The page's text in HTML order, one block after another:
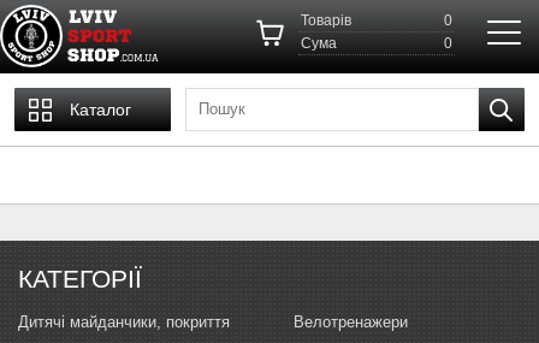
Товарів
0
Cума
0
Каталог
КАТЕГОРІЇ
Дитячі майданчики, покриття
Велотренажери